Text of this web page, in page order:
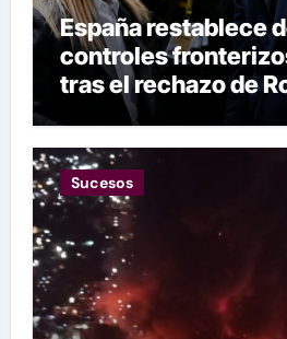
España restablece
controles
tras el rechazo de
las restricciones
Sucesos